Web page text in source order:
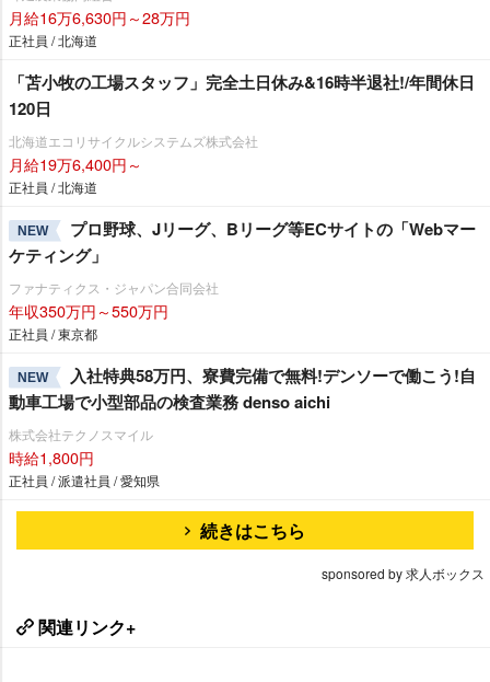
月給16万6,630円～28万円
正社員 / 北海道
「苫小牧の工場スタッフ」完全土日休み&16時半退社!/年間休日
120日
北海道エコリサイクルシステムズ株式会社
月給19万6,400円～
正社員 / 北海道
NEW
プロ野球、Jリーグ、Bリーグ等ECサイトの「Webマー
ケティング」
ファナティクス・ジャパン合同会社
年収350万円～550万円
正社員 / 東京都
NEW
入社特典58万円、寮費完備で無料!デンソーで働こう!自
動車工場で小型部品の検査業務 denso aichi
株式会社テクノスマイル
時給1,800円
正社員 / 派遣社員 / 愛知県
続きはこちら
sponsored by 求人ボックス
関連リンク+